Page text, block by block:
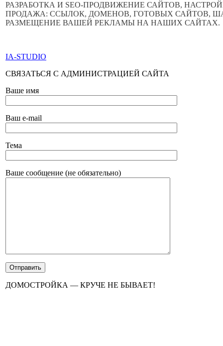
РАЗРАБОТКА И SEO-ПРОДВИЖЕНИЕ САЙТОВ,
ПРОДАЖА: ССЫЛОК, ДОМЕНОВ, ГОТОВЫХ САЙТОВ,
РАЗМЕЩЕНИЕ ВАШЕЙ РЕКЛАМЫ НА НАШИХ САЙТАХ.
IA-STUDIO
СВЯЗАТЬСЯ С АДМИНИСТРАЦИЕЙ САЙТА
Ваше имя
Ваш e-mail
Тема
Ваше сообщение (не обязательно)
ДОМОСТРОЙКА — КРУЧЕ НЕ БЫВАЕТ!